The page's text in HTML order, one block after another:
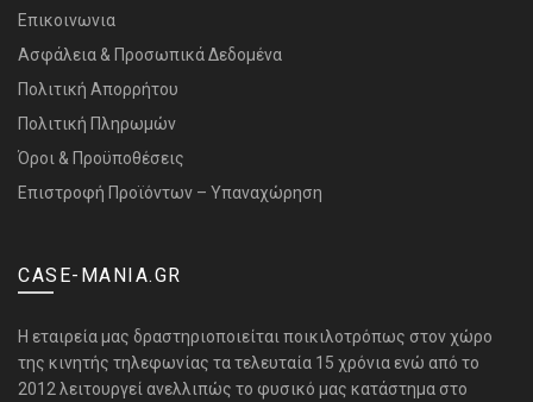
Επικοινωνια
Ασφάλεια & Προσωπικά Δεδομένα
Πολιτική Απορρήτου
Πολιτική Πληρωμών
Όροι & Προϋποθέσεις
Επιστροφή Προϊόντων – Υπαναχώρηση
CASE-MANIA.GR
H εταιρεία μας δραστηριοποιείται ποικιλοτρόπως στον χώρο
της κινητής τηλεφωνίας τα τελευταία 15 χρόνια ενώ από το
2012 λειτουργεί ανελλιπώς το φυσικό μας κατάστημα στο